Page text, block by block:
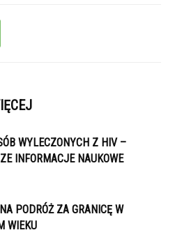
WYLECZONYCH Z HIV –
INFORMACJE NAUKOWE
PODRÓŻ ZA GRANICĘ W
WIEKU